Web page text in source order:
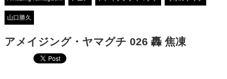
山口勝久
アメイジング・ヤマグチ 026 轟 焦凍